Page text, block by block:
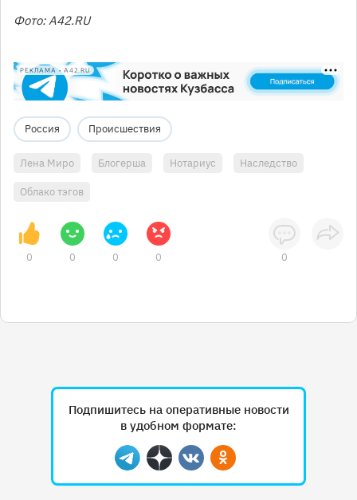
Фото: А42.RU
РЕКЛАМА • A42.RU
Россия Происшествия
Лена Миро Блогерша Нотариус Наследство
Облако тэгов
0 0 0 0 0
Подпишитесь на оперативные новости
в удобном формате:
Telegram
ДзенВконтактеОдноклассники